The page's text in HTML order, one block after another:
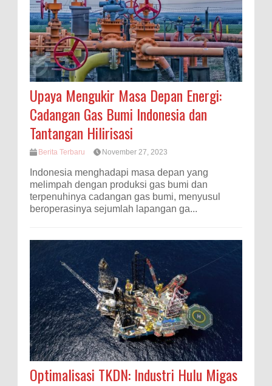
Upaya Mengukir Masa Depan Energi:
Cadangan Gas Bumi Indonesia dan
Tantangan Hilirisasi
Berita Terbaru November 27, 2023
Indonesia menghadapi masa depan yang
melimpah dengan produksi gas bumi dan
terpenuhinya cadangan gas bumi, menyusul
beroperasinya sejumlah lapangan ga...
Optimalisasi TKDN: Industri Hulu Migas